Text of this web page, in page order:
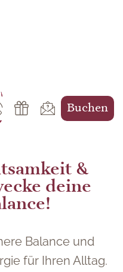
Buchen
&
deine
Balance und
für Ihren Alltag.